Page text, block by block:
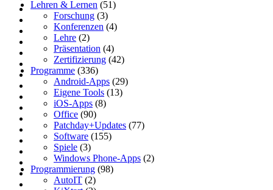
Lehren & Lernen (51)
Forschung (3)
Konferenzen (4)
Lehre (2)
Präsentation (4)
Zertifizierung (42)
Programme (336)
Android-Apps (29)
Eigene Tools (13)
iOS-Apps (8)
Office (90)
Patchday+Updates (77)
Software (155)
Spiele (3)
Windows Phone-Apps (2)
Programmierung (98)
AutoIT (2)